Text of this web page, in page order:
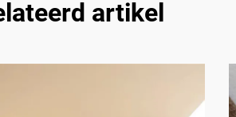
artikel